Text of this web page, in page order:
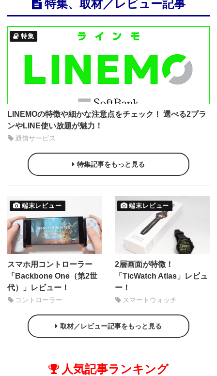
特集、取材／レビュー記事
特集
LINEMOの特徴や細かな注意点をチェック！ 選べる2プラ
ンやLINE使い放題が魅力！
通信サービス
特集記事をもっと見る
端末レビュー
スマホ用コントローラー
「Backbone One（第2世
代）」レビュー！
コントローラー
端末レビュー
2層画面が特徴！
「TicWatch Atlas」レビュ
ー！
スマートウォッチ
取材／レビュー記事をもっと見る
人気記事ランキング